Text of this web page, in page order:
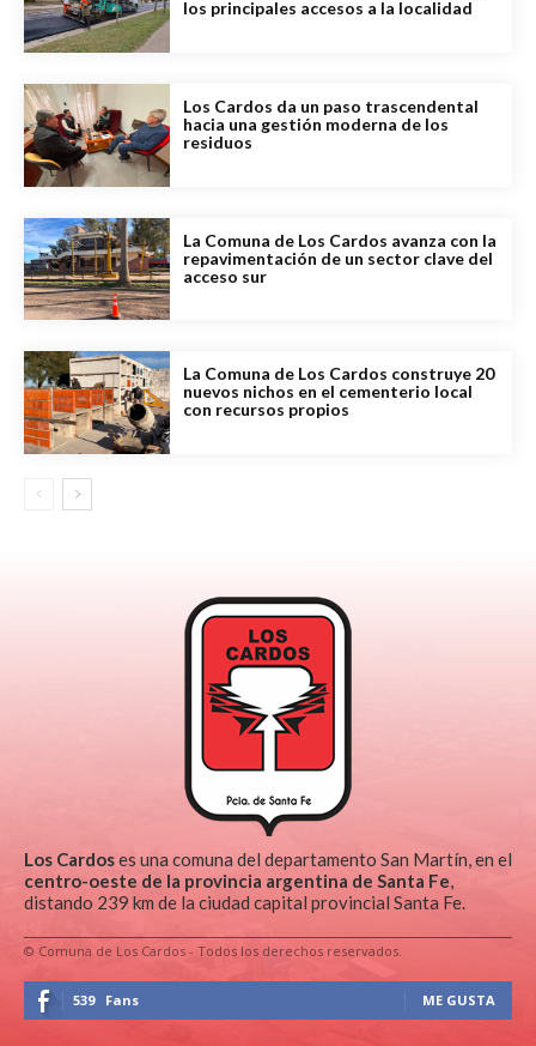
los principales accesos a la localidad
Los Cardos da un paso trascendental
hacia una gestión moderna de los
residuos
La Comuna de Los Cardos avanza con la
repavimentación de un sector clave del
acceso sur
La Comuna de Los Cardos construye 20
nuevos nichos en el cementerio local
con recursos propios
Los Cardoses una comuna del departamento San Martín, en el
centro-oeste de la provincia argentina de Santa Fe,
distando 239 km de la ciudad capital provincial Santa Fe.
© Comuna de Los Cardos - Todos los derechos reservados.
539 Fans ME GUSTA